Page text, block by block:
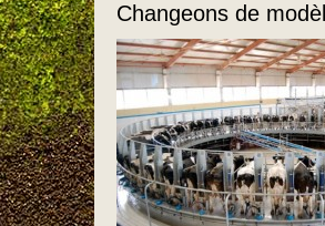
Changeons de